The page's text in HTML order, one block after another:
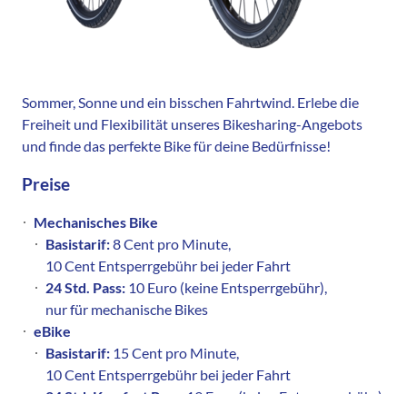
Sommer, Sonne und ein bisschen Fahrtwind. Erlebe die
Freiheit und Flexibilität unseres Bikesharing-Angebots
und finde das perfekte Bike für deine Bedürfnisse!
Preise
Mechanisches Bike
Basistarif:8 Cent pro Minute,
10 Cent Entsperrgebühr bei jeder Fahrt
24 Std. Pass: 10 Euro (keine Entsperrgebühr),
nur für mechanische Bikes
eBike
Basistarif: 15 Cent pro Minute,
10 Cent Entsperrgebühr bei jeder Fahrt